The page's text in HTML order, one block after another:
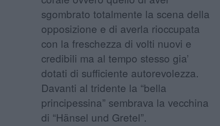
sgombrato totalmente la scena della
opposizione e di averla rioccupata
con la freschezza di volti nuovi e
credibili ma al tempo stesso gia’
dotati di sufficiente autorevolezza.
Davanti al tridente la “bella
principessina” sembrava la vecchina
di “Hänsel und Gretel”.